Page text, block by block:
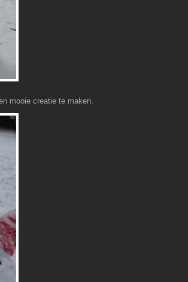
mooie creatie te maken.